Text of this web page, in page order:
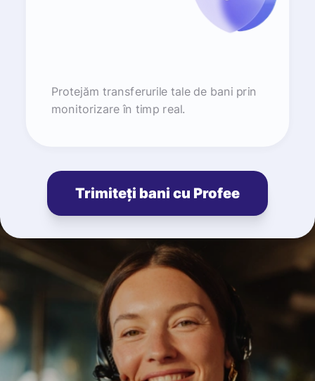
Protejăm transferurile tale de bani prin
monitorizare în timp real.
Trimiteți bani cu Profee